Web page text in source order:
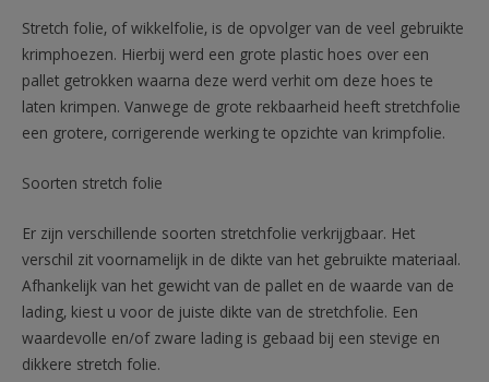
Stretch folie, of wikkelfolie, is de opvolger van de veel gebruikte
krimphoezen. Hierbij werd een grote plastic hoes over een
pallet getrokken waarna deze werd verhit om deze hoes te
laten krimpen. Vanwege de grote rekbaarheid heeft stretchfolie
een grotere, corrigerende werking te opzichte van krimpfolie.
Soorten stretch folie
Er zijn verschillende soorten stretchfolie verkrijgbaar. Het
verschil zit voornamelijk in de dikte van het gebruikte materiaal.
Afhankelijk van het gewicht van de pallet en de waarde van de
lading, kiest u voor de juiste dikte van de stretchfolie. Een
waardevolle en/of zware lading is gebaad bij een stevige en
dikkere stretch folie.